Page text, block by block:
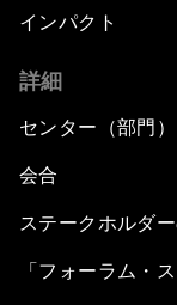
インパクト
詳細
センター（部門）
会合
ステークホルダ
「フォーラム・